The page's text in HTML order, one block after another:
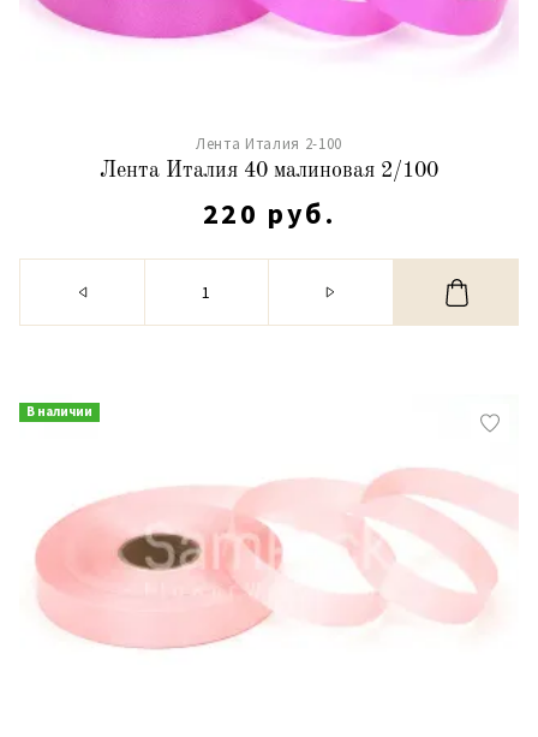
Лента Италия 2-100
Лента Италия 40 малиновая 2/100
220 руб.
В наличии